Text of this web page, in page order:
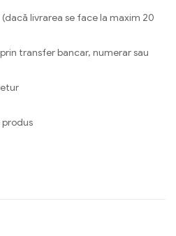
livrarea se face la maxim 20
transfer bancar, numerar sau